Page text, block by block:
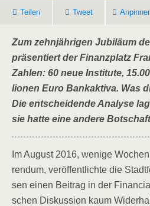
Tei­len Tweet
Zum zehn­jäh­ri­gen Jubi­lä­um
prä­sen­tiert der Finanz­platz
Zah­len: 60 neue Insti­tu­te,
lio­nen Euro Bank­ak­ti­va. Was
Die ent­schei­den­de Ana­ly­se
sie hat­te eine ande­re
Im August 2016, weni­ge
ren­dum, ver­öf­fent­lich­te die
sen einen Bei­trag in der
schen Dis­kus­si­on kaum